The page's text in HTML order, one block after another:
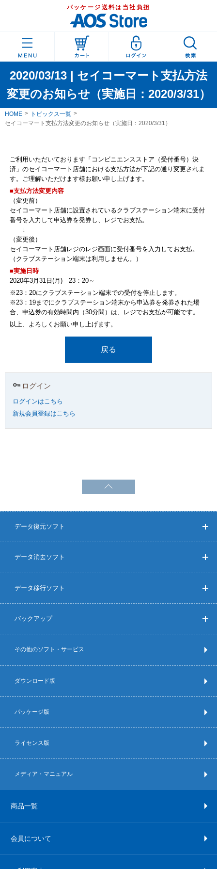
パッケージ送料は当社負担
2020/03/13 | セイコーマート支払方法
変更のお知らせ（実施日：2020/3/31）
HOME
トピックス一覧
セイコーマート支払方法変更のお知らせ（実施日：2020/3/31）
ご利用いただいております「コンビニエンスストア（受付番号）決
済」のセイコーマート店舗における支払方法が下記の通り変更されま
す。ご理解いただけます様お願い申し上げます。
■支払方法変更内容
（変更前）
セイコーマート店舗に設置されているクラブステーション端末に受付
番号を入力して申込券を発券し、レジでお支払。
↓
（変更後）
セイコーマート店舗レジのレジ画面に受付番号を入力してお支払。
（クラブステーション端末は利用しません。）
■実施日時
2020年3月31日(月) 23：20～
※23：20にクラブステーション端末での受付を停止します。
※23：19までにクラブステーション端末から申込券を発券された場
合、申込券の有効時間内（30分間）は、レジでお支払が可能です。
以上、よろしくお願い申し上げます。
戻る
ログイン
ログインはこちら
新規会員登録はこちら
データ復元ソフト
データ消去ソフト
データ移行ソフト
バックアップ
その他のソフト・サービス
ダウンロード版
パッケージ版
ライセンス版
メディア・マニュアル
商品一覧
会員について